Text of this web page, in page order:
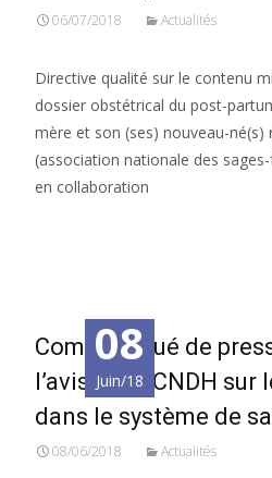
06/07/2018 Actualités
Directive qualité sur le contenu
dossier obstétrical du post-
mère et son (ses) nouveau-né(s)
(association nationale des
en collaboration
08
Juin/18
Communiqué de
l’avis de la CNDH
dans le système de
08/06/2018 Actualités